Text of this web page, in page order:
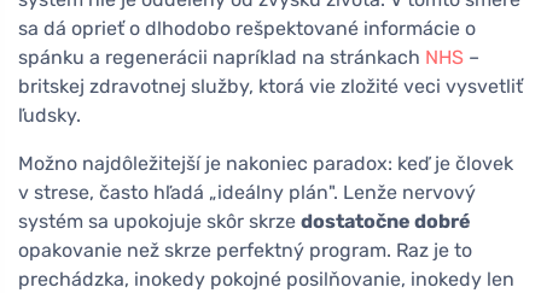
sa dá oprieť o dlhodobo rešpektované informácie o
spánku a regenerácii napríklad na stránkach NHS –
britskej zdravotnej služby, ktorá vie zložité veci vysvetliť
ľudsky.
Možno najdôležitejší je nakoniec paradox: keď je človek
v strese, často hľadá „ideálny plán". Lenže nervový
systém sa upokojuje skôr skrze dostatočne dobré
opakovanie než skrze perfektný program. Raz je to
prechádzka, inokedy pokojné posilňovanie, inokedy len